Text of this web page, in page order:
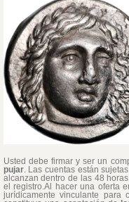
Usted debe firmar y ser un
pujar. Las cuentas están
alcanzan dentro de las 48
el registro.Al hacer una oferta
jurídicamente vinculante para